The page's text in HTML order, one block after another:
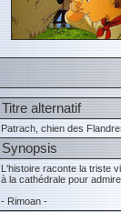
Titre alternatif
Patrach, chien des
Synopsis
L'histoire raconte la triste
à la cathédrale pour
- Rimoan -